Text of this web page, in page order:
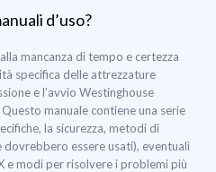
d’uso?
mancanza di tempo e certezza
specifica delle attrezzature
e l’avvio Westinghouse
manuale contiene una serie
la sicurezza, metodi di
dovrebbero essere usati), eventuali
e modi per risolvere i problemi più